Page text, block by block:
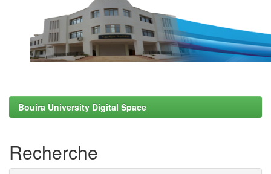
Bouira University Digital Space
Recherche